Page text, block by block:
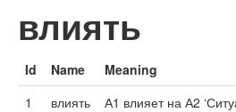
влиять
Id Name Meaning
1
влиять
А1 влияет на А2